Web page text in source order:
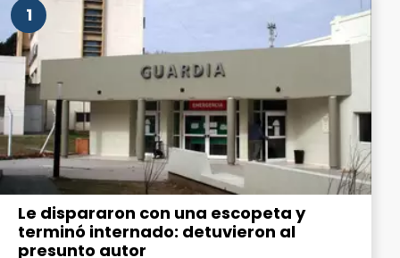
1
Le dispararon con una escopeta y
terminó internado: detuvieron al
presunto autor